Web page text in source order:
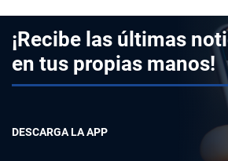
¡Recibe las últimas
en tus propias manos!
DESCARGA LA APP